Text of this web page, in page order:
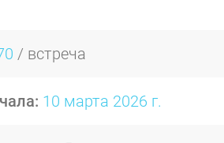
/ встреча
10 марта 2026 г.